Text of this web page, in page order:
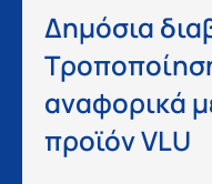
Δημόσια
αναφορικά
προϊόν VLU